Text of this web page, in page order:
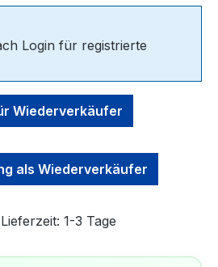
Login für registrierte
Wiederverkäufer
als Wiederverkäufer
1-3 Tage